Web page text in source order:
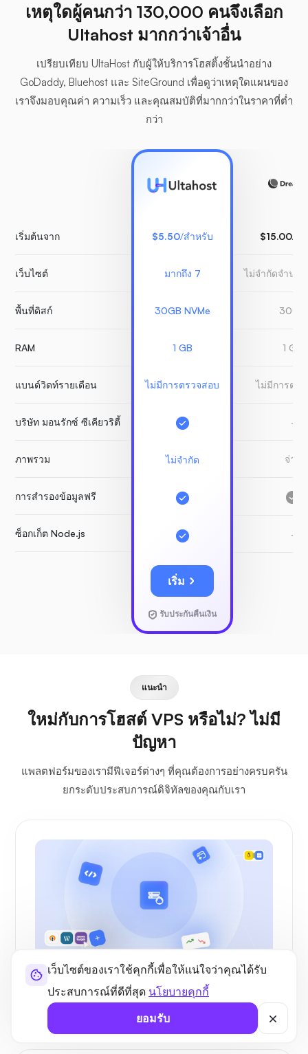
เว็บไซต์ของเราใช้คุกกี้เพื่อให้แน่ใจว่าคุณได้รับ
ประสบการณ์ที่ดีที่สุด นโยบายคุกกี้
ยอมรับ
เหตุใดผู้คนกว่า 130,000 คนจึงเลือก
Ultahost มากกว่าเจ้าอื่น
เปรียบเทียบ UltaHost กับผู้ให้บริการโฮสติ้งชั้นนำอย่าง
GoDaddy, Bluehost และ SiteGround เพื่อดูว่าเหตุใดแผนของ
เราจึงมอบคุณค่า ความเร็ว และคุณสมบัติที่มากกว่าในราคาที่ต่ำ
กว่า
เริ่มต้นจาก
เว็บไซต์
พื้นที่ดิสก์
RAM
แบนด์วิดท์รายเดือน
บริษัท มอนรักซ์ ซีเคียวริตี้
ภาพรวม
การสำรองข้อมูลฟรี
ซ็อกเก็ต Node.js
$5.50/สำหรับ
มากถึง 7
30GB NVMe
1 GB
ไม่มีการตรวจสอบ
ไม่จำกัด
เริ่ม
รับประกันคืนเงิน
$15.00/ส
ไม่จำกัดจำนว
30GB
1 GB
ไม่มีการตร
-
จ่าย
-
แนะนำ
ใหม่กับการโฮสต์ VPS หรือไม่? ไม่มี
ปัญหา
แพลตฟอร์มของเรามีฟีเจอร์ต่างๆ ที่คุณต้องการอย่างครบครัน
ยกระดับประสบการณ์ดิจิทัลของคุณกับเรา
กรณีการใช้งาน
กรณีการใช้งานและวัตถุประสงค์ของ Managed
VPS Australia